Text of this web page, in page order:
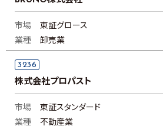
市場
東証グロース
業種
卸売業
3236
株式会社プロパスト
市場
東証スタンダード
業種
不動産業